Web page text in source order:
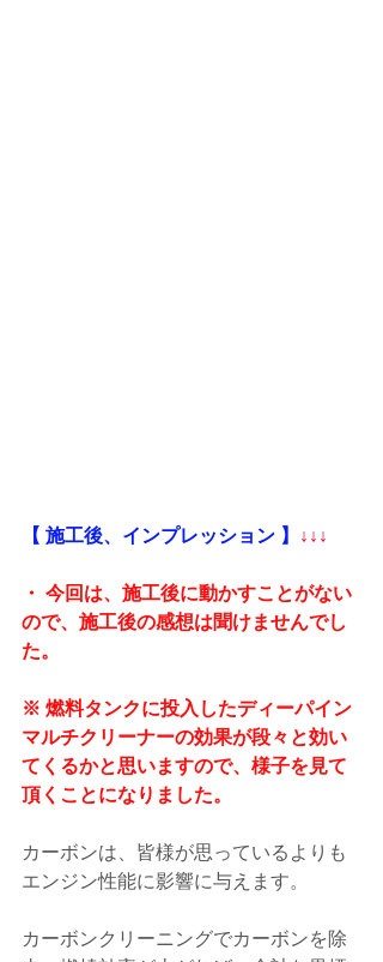
【 施工後、インプレッション 】 ↓↓↓
・ 今回は、施工後に動かすことがない
ので、施工後の感想は聞けませんでし
た。
※ 燃料タンクに投入したディーパイン
マルチクリーナーの効果が段々と効い
てくるかと思いますので、様子を見て
頂くことになりました。
カーボンは、皆様が思っているよりも
エンジン性能に影響に与えます。
カーボンクリーニングでカーボンを除